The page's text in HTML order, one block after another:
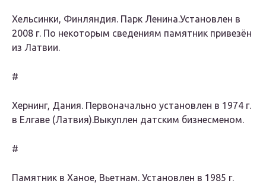
Хельсинки, Финляндия. Парк Ленина.Установлен в
2008 г. По некоторым сведениям памятник привезён
из Латвии.
#
Хернинг, Дания. Первоначально установлен в 1974 г.
в Елгаве (Латвия).Выкуплен датским бизнесменом.
#
Памятник в Ханое, Вьетнам. Установлен в 1985 г.